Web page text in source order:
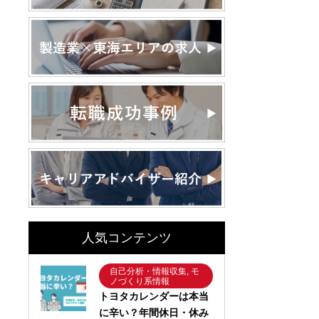
人気コンテンツ
自己分析・情報収集, モ
ノづくり系情報
トヨタカレンダーは本当
に辛い？年間休日・休み